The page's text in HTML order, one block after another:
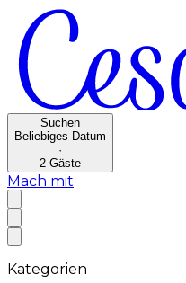
Suchen
Beliebiges Datum
·
2 Gäste
Mach mit
Kategorien